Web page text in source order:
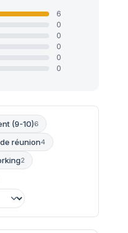
6
0
0
0
0
0
(9-10)6
réunion4
2